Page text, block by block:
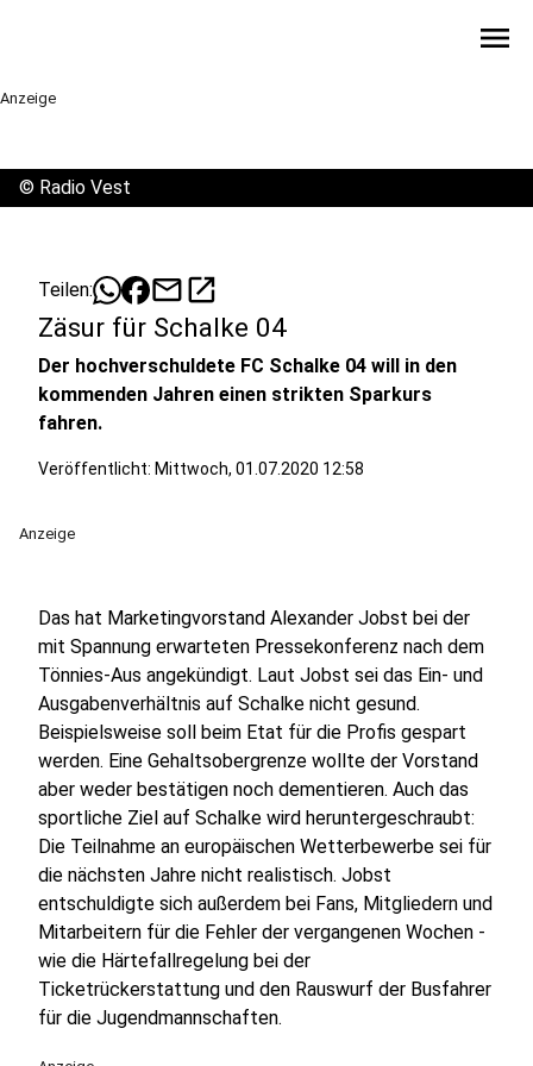
menu
Anzeige
© Radio Vest
Teilen: mailopen_in_new
Zäsur für Schalke 04
Der hochverschuldete FC Schalke 04 will in den
kommenden Jahren einen strikten Sparkurs
fahren.
Veröffentlicht: Mittwoch, 01.07.2020 12:58
Anzeige
Das hat Marketingvorstand Alexander Jobst bei der
mit Spannung erwarteten Pressekonferenz nach dem
Tönnies-Aus angekündigt. Laut Jobst sei das Ein- und
Ausgabenverhältnis auf Schalke nicht gesund.
Beispielsweise soll beim Etat für die Profis gespart
werden. Eine Gehaltsobergrenze wollte der Vorstand
aber weder bestätigen noch dementieren. Auch das
sportliche Ziel auf Schalke wird heruntergeschraubt:
Die Teilnahme an europäischen Wetterbewerbe sei für
die nächsten Jahre nicht realistisch. Jobst
entschuldigte sich außerdem bei Fans, Mitgliedern und
Mitarbeitern für die Fehler der vergangenen Wochen -
wie die Härtefallregelung bei der
Ticketrückerstattung und den Rauswurf der Busfahrer
für die Jugendmannschaften.